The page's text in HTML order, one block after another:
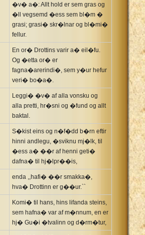
�v� a�: Allt hold er sem gras og
�ll vegsemd �ess sem bl�m �
grasi; grasi� skr�lnar og bl�mi�
fellur.
En or� Drottins varir a� eil�fu.
Og �etta or� er
fagna�arerindi�, sem y�ur hefur
veri� bo�a�.
Leggi� �v� af alla vonsku og
alla pretti, hr�sni og �fund og allt
baktal.
S�kist eins og n�f�dd b�rn eftir
hinni andlegu, �sviknu mj�lk, til
�ess a� ��r af henni geti�
dafna� til hj�lpr��is,
enda ,,hafi� ��r smakka�,
hva� Drottinn er g��ur.``
Komi� til hans, hins lifanda steins,
sem hafna� var af m�nnum, en er
hj� Gu�i �tvalinn og d�rm�tur,